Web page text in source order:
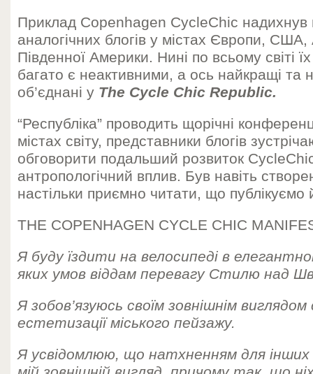
Приклад Copenhagen CycleChic надихнув
аналогічних блогів у містах Європи, США,
Південної Америки. Нині по всьому світі
багато є неактивними, а ось найкращі та
об’єднані у The Cycle Chic Republic.
“Республіка” проводить щорічні
містах світу, представники блогів
обговорити подальший розвиток
антропологічний вплив. Був навіть
настільки приємно читати, що публікуємо
THE COPENHAGEN CYCLE CHIC
Я буду їздити на велосипеді в
яких умов віддам перевагу Стилю над
Я зобов’язуюсь своїм зовнішнім
естетизації міського пейзажу.
Я усвідомлюю, що натхненням для